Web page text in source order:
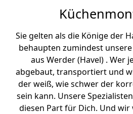
Sie gelten als die Könige der
behaupten zumindest
aus Werder (Havel) . Wer
abgebaut, transportiert und
der weiß, wie schwer der
sein kann. Unsere
diesen Part für Dich. Und wir